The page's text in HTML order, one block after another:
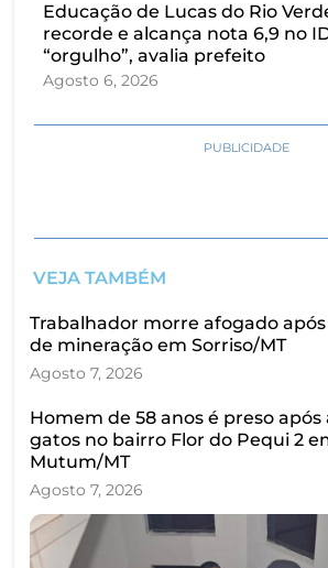
Educação de Lucas do Rio
recorde e alcança nota 6,9 no
“orgulho”, avalia prefeito
Agosto 6, 2026
PUBLICIDADE
VEJA TAMBÉM
Trabalhador morre afogado
de mineração em Sorriso/MT
Agosto 7, 2026
Homem de 58 anos é preso
gatos no bairro Flor do Pequi 2
Mutum/MT
Agosto 7, 2026